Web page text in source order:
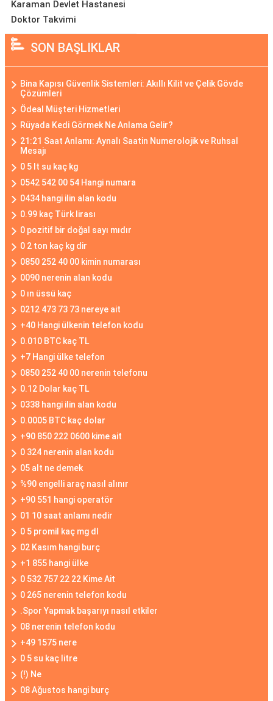
Karaman Devlet Hastanesi
Doktor Takvimi
SON BAŞLIKLAR
Bina Kapısı Güvenlik Sistemleri: Akıllı Kilit ve Çelik Gövde
Çözümleri
Ödeal Müşteri Hizmetleri
Rüyada Kedi Görmek Ne Anlama Gelir?
21:21 Saat Anlamı: Aynalı Saatin Numerolojik ve Ruhsal
Mesajı
0 5 lt su kaç kg
0542 542 00 54 Hangi numara
0434 hangi ilin alan kodu
0.99 kaç Türk lirası
0 pozitif bir doğal sayı mıdır
0 2 ton kaç kg dir
0850 252 40 00 kimin numarası
0090 nerenin alan kodu
0 ın üssü kaç
0212 473 73 73 nereye ait
+40 Hangi ülkenin telefon kodu
0.010 BTC kaç TL
+7 Hangi ülke telefon
0850 252 40 00 nerenin telefonu
0.12 Dolar kaç TL
0338 hangi ilin alan kodu
0.0005 BTC kaç dolar
+90 850 222 0600 kime ait
0 324 nerenin alan kodu
05 alt ne demek
%90 engelli araç nasıl alınır
+90 551 hangi operatör
01 10 saat anlamı nedir
0 5 promil kaç mg dl
02 Kasım hangi burç
+1 855 hangi ülke
0 532 757 22 22 Kime Ait
0 265 nerenin telefon kodu
.Spor Yapmak başarıyı nasıl etkiler
08 nerenin telefon kodu
+49 1575 nere
0 5 su kaç litre
(!) Ne
08 Ağustos hangi burç